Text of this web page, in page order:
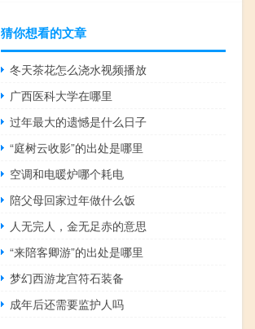
猜你想看的文章
冬天茶花怎么浇水视频播放
广西医科大学在哪里
过年最大的遗憾是什么日子
“庭树云收影”的出处是哪里
空调和电暖炉哪个耗电
陪父母回家过年做什么饭
人无完人，金无足赤的意思
“来陪客卿游”的出处是哪里
梦幻西游龙宫符石装备
成年后还需要监护人吗